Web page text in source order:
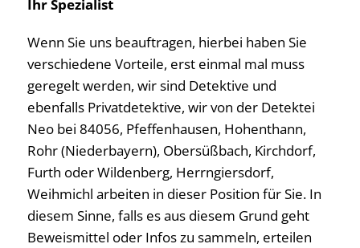
Ihr Spezialist
Wenn Sie uns beauftragen, hierbei haben Sie
verschiedene Vorteile, erst einmal mal muss
geregelt werden, wir sind Detektive und
ebenfalls Privatdetektive, wir von der Detektei
Neo bei 84056, Pfeffenhausen, Hohenthann,
Rohr (Niederbayern), Obersüßbach, Kirchdorf,
Furth oder Wildenberg, Herrngiersdorf,
Weihmichl arbeiten in dieser Position für Sie. In
diesem Sinne, falls es aus diesem Grund geht
Beweismittel oder Infos zu sammeln, erteilen